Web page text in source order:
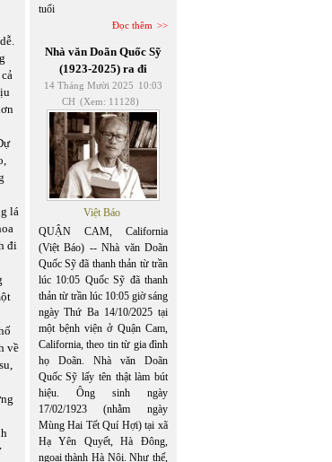
lá
đi
về
tuổi
Đọc thêm
Nhà văn Doãn Quốc Sỹ
(1923-2025) ra đi
14 Tháng Mười 2025 10:03
CH (Xem: 11128)
Việt Báo
QUẬN CAM, California
(Việt Báo) -- Nhà văn Doãn
Quốc Sỹ đã thanh thản từ trần
lúc 10:05 Quốc Sỹ đã thanh
thản từ trần lúc 10:05 giờ sáng
ngày Thứ Ba 14/10/2025 tại
một bệnh viện ở Quận Cam,
California, theo tin từ gia đình
họ Doãn. Nhà văn Doãn
Quốc Sỹ lấy tên thật làm bút
hiệu. Ông sinh ngày
17/02/1923 (nhằm ngày
Mùng Hai Tết Quí Hợi) tại xã
Hạ Yên Quyết, Hà Đông,
ngoại thành Hà Nội. Như thế,